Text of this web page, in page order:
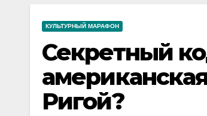
КУЛЬТУРНЫЙ МАРАФОН
Секретный
Ригой?